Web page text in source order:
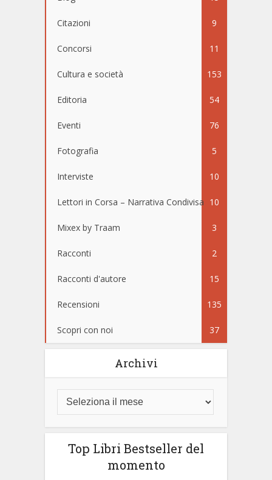
Citazioni 9
Concorsi 11
Cultura e società 153
Editoria 54
Eventi 76
Fotografia 5
Interviste 10
Lettori in Corsa – Narrativa Condivisa 10
Mixex by Traam 3
Racconti 2
Racconti d'autore 15
Recensioni 135
Scopri con noi 37
Archivi
Top Libri Bestseller del
momento